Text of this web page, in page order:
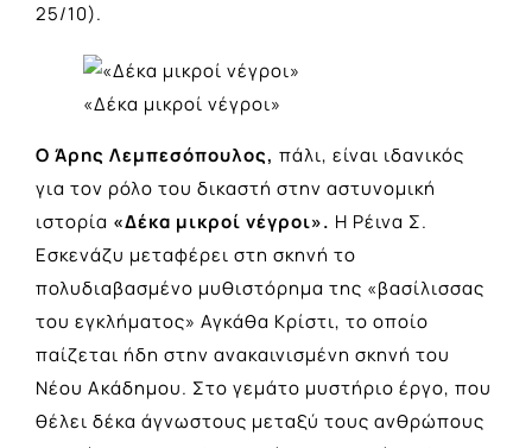
25/10).
«Δέκα μικροί νέγροι»
Ο Άρης Λεμπεσόπουλος, πάλι, είναι ιδανικός
για τον ρόλο του δικαστή στην αστυνομική
ιστορία «Δέκα μικροί νέγροι». Η Ρέινα Σ.
Εσκενάζυ μεταφέρει στη σκηνή το
πολυδιαβασμένο μυθιστόρημα της «βασίλισσας
του εγκλήματος» Αγκάθα Κρίστι, το οποίο
παίζεται ήδη στην ανακαινισμένη σκηνή του
Νέου Ακάδημου. Στο γεμάτο μυστήριο έργο, που
θέλει δέκα άγνωστους μεταξύ τους ανθρώπους